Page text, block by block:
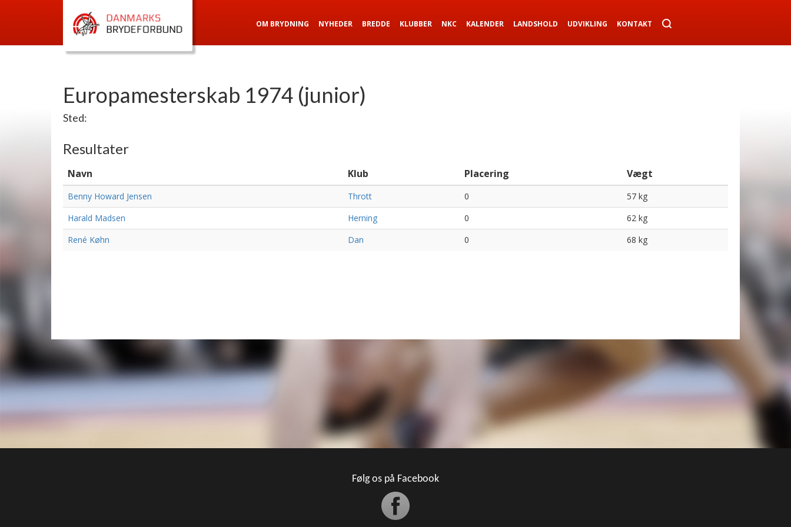
OM BRYDNING NYHEDER BREDDE KLUBBER NKC KALENDER LANDSHOLD UDVIKLING KONTAKT
Europamesterskab 1974 (junior)
Sted:
Resultater
Navn Klub Placering Vægt
Benny Howard Jensen Thrott 0
57 kg
Harald Madsen
Herning 0
62 kg
René Køhn
Dan 0 68 kg
Følg os på Facebook